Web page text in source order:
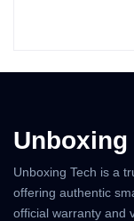
Unboxing
Unboxing Tech is a
offering authentic
official warranty and